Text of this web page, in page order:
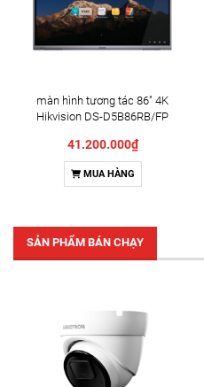
màn hình tương tác 86" 4K
Hikvision DS-D5B86RB/FP
41.200.000₫
MUA HÀNG
SẢN PHẨM BÁN CHẠY